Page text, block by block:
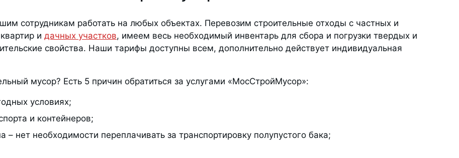
сотрудникам работать на любых объектах. Перевозим строительные отходы с частных и
и дачных участков, имеем весь необходимый инвентарь для сбора и погрузки твердых и
свойства. Наши тарифы доступны всем, дополнительно действует индивидуальная
мусор? Есть 5 причин обратиться за услугами «МосСтройМусор»:
условиях;
и контейнеров;
– нет необходимости переплачивать за транспортировку полупустого бака;